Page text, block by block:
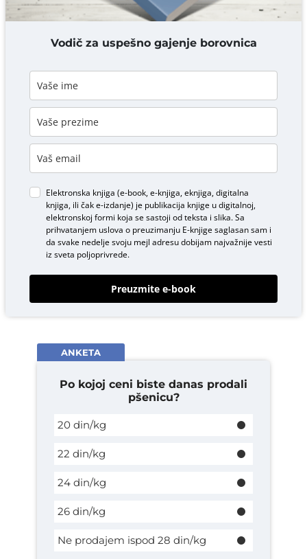
DODAJ KOMENTAR
Vodič za uspešno gajenje borovnica
Elektronska knjiga (e-book, e-knjiga, eknjiga, digitalna
knjiga, ili čak e-izdanje) je publikacija knjige u digitalnoj,
elektronskoj formi koja se sastoji od teksta i slika. Sa
prihvatanjem uslova o preuzimanju E-knjigesaglasan sam i
da svake nedelje svoju mejl adresu dobijam najvažnije vesti
iz sveta poljoprivrede.
Preuzmite e-book
ANKETA
Po kojoj ceni biste danas prodali
pšenicu?
20 din/kg
22 din/kg
24 din/kg
26 din/kg
Ne prodajem ispod 28 din/kg